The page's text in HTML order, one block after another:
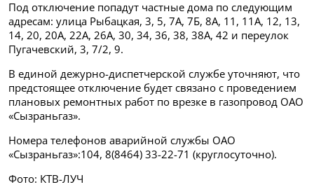
Под отключение попадут частные дома по следующим
адресам: улица Рыбацкая, 3, 5, 7А, 7Б, 8А, 11, 11А, 12, 13,
14, 20, 20А, 22А, 26А, 30, 34, 36, 38, 38А, 42 и переулок
Пугачевский, 3, 7/2, 9.
В единой дежурно-диспетчерской службе уточняют, что
предстоящее отключение будет связано с проведением
плановых ремонтных работ по врезке в газопровод ОАО
«Сызраньгаз».
Номера телефонов аварийной службы ОАО
«Сызраньгаз»:104, 8(8464) 33-22-71 (круглосуточно).
Фото: КТВ-ЛУЧ